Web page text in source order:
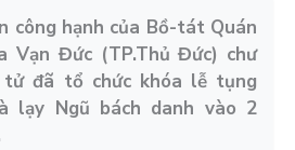
công hạnh của Bồ-tát Quán
Vạn Đức (TP.Thủ Đức) chư
tử đã tổ chức khóa lễ tụng
lạy Ngũ bách danh vào 2